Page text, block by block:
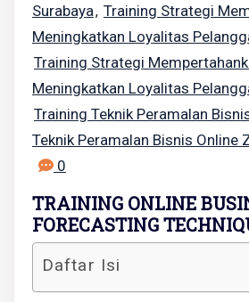
Surabaya, Training Strategi
Meningkatkan Loyalitas
Training Strategi
Meningkatkan Loyalitas
Training Teknik Peramalan
Teknik Peramalan Bisnis Online
0
TRAINING ONLINE
FORECASTING
Daftar Isi